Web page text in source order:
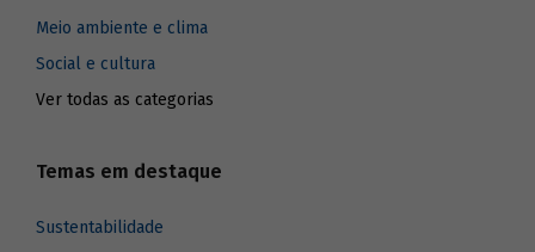
Meio ambiente e clima
Social e cultura
Ver todas as categorias
Temas em destaque
Sustentabilidade